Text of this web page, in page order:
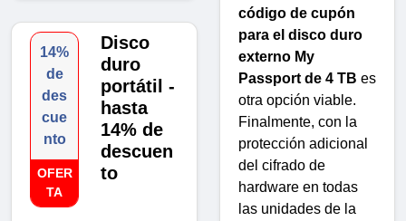
14%
de
des
cue
nto
OFER
TA
Disco
duro
portátil -
hasta
14% de
descuen
to
código de cupón
para el disco duro
externo My
Passport de 4 TB es
otra opción viable.
Finalmente, con la
protección adicional
del cifrado de
hardware en todas
las unidades de la